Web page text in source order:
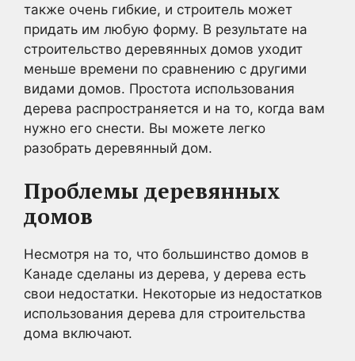
также очень гибкие, и строитель может
придать им любую форму. В результате на
строительство деревянных домов уходит
меньше времени по сравнению с другими
видами домов. Простота использования
дерева распространяется и на то, когда вам
нужно его снести. Вы можете легко
разобрать деревянный дом.
Проблемы деревянных
домов
Несмотря на то, что большинство домов в
Канаде сделаны из дерева, у дерева есть
свои недостатки. Некоторые из недостатков
использования дерева для строительства
дома включают.